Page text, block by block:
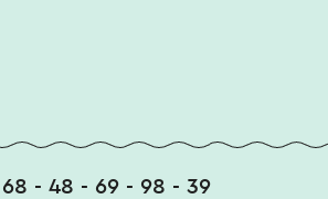
- 48 - 69 - 98 - 39